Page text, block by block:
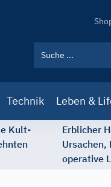
Technik Leben &
Kult-
Erblicher
Ursachen,
operative